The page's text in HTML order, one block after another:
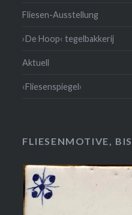
Fliesen-Ausstellung
›De Hoop‹ tegelbakkerij
Aktuell
‹Fliesenspiegel›
FLIESENMOTIVE,